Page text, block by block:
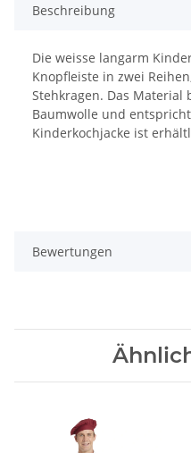
Beschreibung
Die weisse langarm
Knopfleiste in zwei
Stehkragen. Das Material
Baumwolle und
Kinderkochjacke ist
Bewertungen